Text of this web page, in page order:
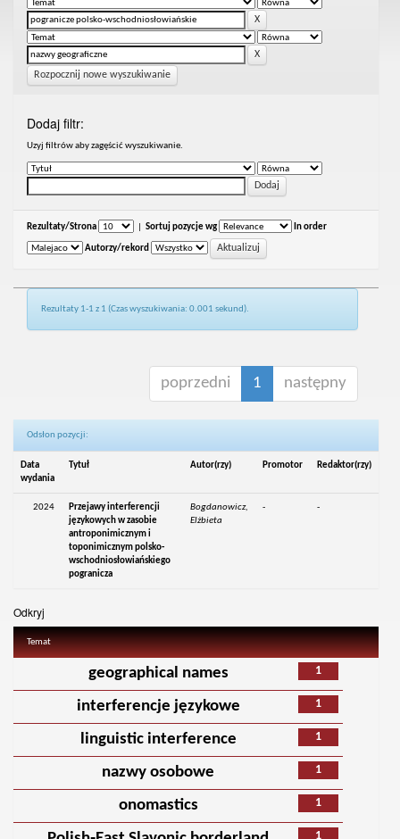
Rozpocznij nowe wyszukiwanie
Dodaj filtr:
Uzyj filtrów aby zagęścić wyszukiwanie.
Rezultaty/Strona Sortuj pozycje wg In order
Autorzy/rekord
Rezultaty 1-1 z 1 (Czas wyszukiwania: 0.001 sekund).
poprzedni 1 następny
Odsłon pozycji:
Data
wydania
Tytuł Autor(rzy) Promotor Redaktor(rzy)
2024
Przejawy interferencji
językowych w zasobie
antroponimicznym i
toponimicznym polsko-
wschodniosłowiańskiego
pogranicza
Bogdanowicz,
Elżbieta
- -
Odkryj
Temat
1
geographical names
1
interferencje językowe
1
linguistic interference
1
nazwy osobowe
1
onomastics
1